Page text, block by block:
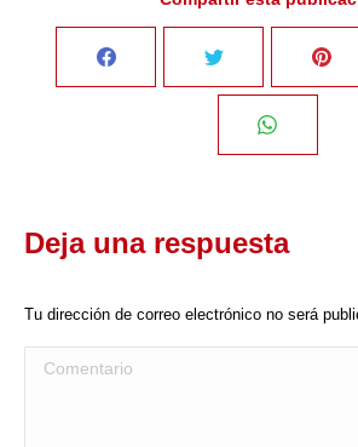
Share Share
Deja una respuesta
Tu dirección de correo electrónico no será
Comentario